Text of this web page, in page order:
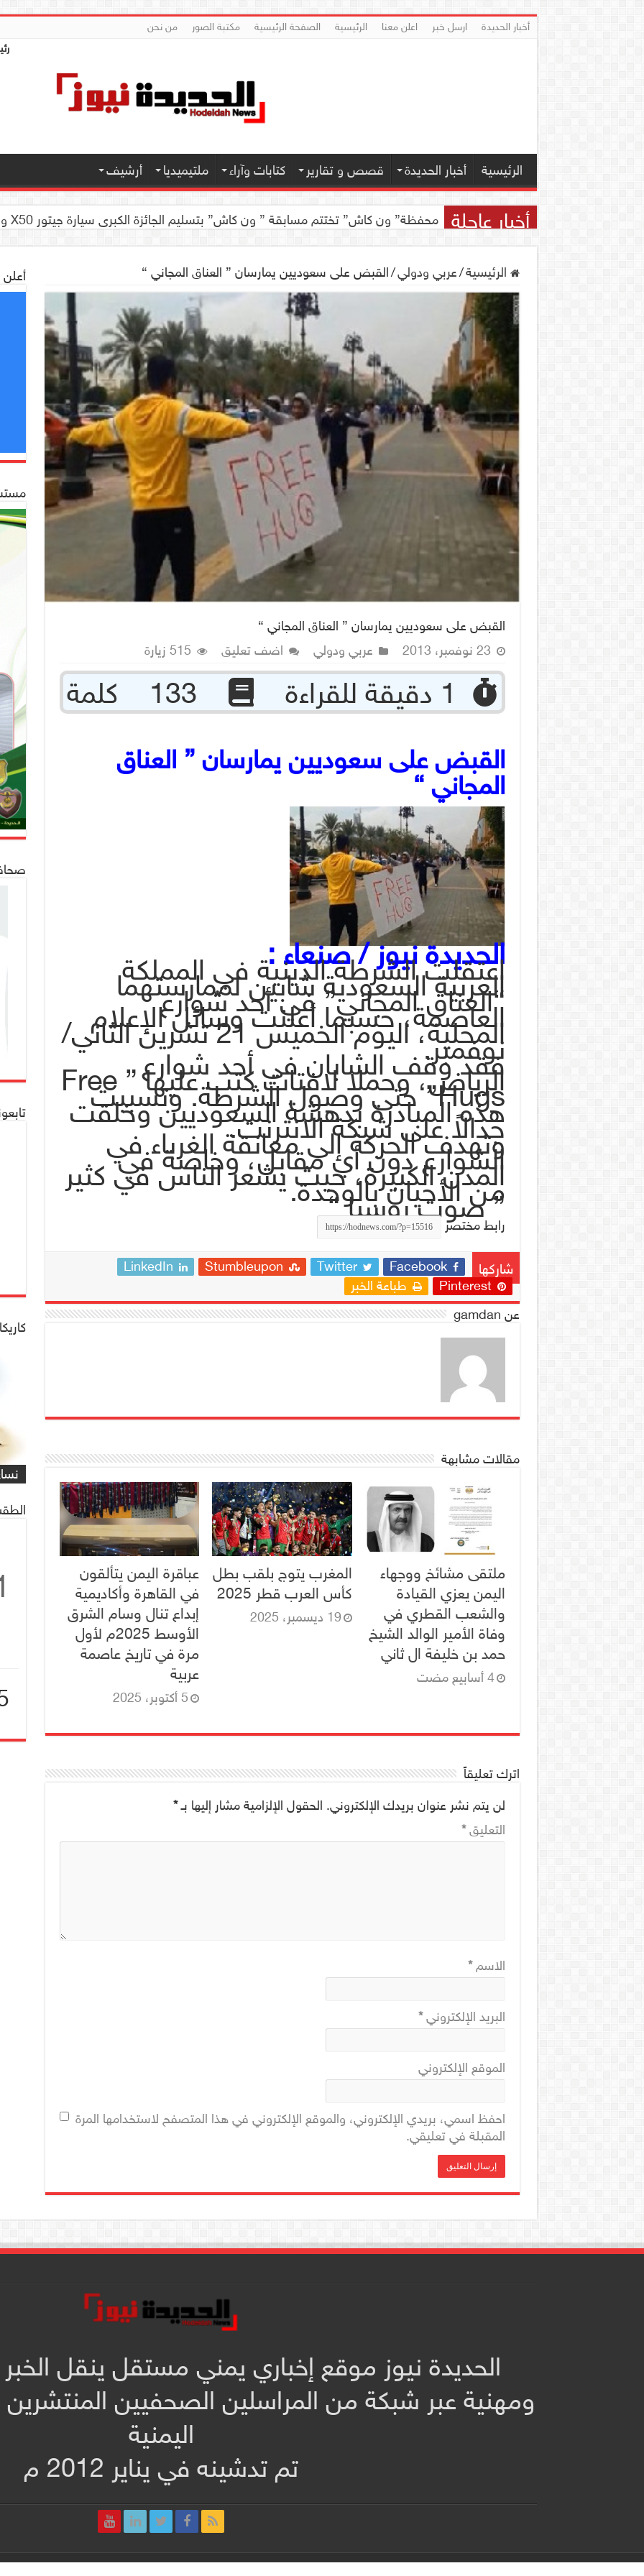
أخبار الحديدة ارسل خبر اعلن معنا الرئيسية الصفحة الرئيسية مكتبة الصور
من نحن
الرئيسية أخبار الحديدة قصص و تقارير كتابات وآراء ملتيميديا أرشيف
أخبار عاجلة محفظة” ون كاش” تختتم مسابقة ” ون كاش” بتسليم الجائزة الكبرى سيارة جيتور X50 والجوائز المالية لموديل 2026 بصنعاء
الرئيسية/عربي ودولي/القبض على سعوديين يمارسان ” العناق المجاني “
القبض على سعوديين يمارسان ” العناق المجاني “
23 نوفمبر، 2013
عربي ودولي اضف تعليق 515 زيارة
القبض على سعوديين يمارسان ” العناق
المجاني “
الحديدة نيوز / صنعاء :
اعتقلت الشرطة الدينية في المملكة
العربية السعودية شابين لممارستهما
“العناق المجاني” في أحد شوارع
العاصمة، حسبما أعلنت وسائل الإعلام
المحلية، اليوم الخميس 21 تشرين الثاني/ نوفمبر.
فقد وقف الشابان في أحد شوارع الرياض، وحملا لافتات كتب عليها ” FreeHugs” حتى وصول الشرطة. وتسببت
هذه المبادرة بدهشة السعوديين وخلقت
جدالاً على شبكة الانترنت.
وتهدف الحركة إلى معانقة الغرباء في
الشوارع دون أي مقابل، وخاصة في
المدن الكبيرة، حيث يشعر الناس في كثير
من الأحيان بالوحدة.
” صوت روسيا “
رابط مختصر
شاركها Facebook
Twitter
Stumbleupon
LinkedIn
Pinterest
طباعة الخبر
عن gamdan
مقالات مشابهة
ملتقى مشائخ ووجهاء
اليمن يعزي القيادة
والشعب القطري في
وفاة الأمير الوالد الشيخ
حمد بن خليفة ال ثاني
‏4 أسابيع مضت
المغرب يتوج بلقب بطل
كأس العرب قطر 2025
19 ديسمبر، 2025
عباقرة اليمن يتألقون
في القاهرة وأكاديمية
إبداع تنال وسام الشرق
الأوسط 2025م لأول
مرة في تاريخ عاصمة
عربية
5 أكتوبر، 2025
اترك تعليقاً
لن يتم نشر عنوان بريدك الإلكتروني. الحقول الإلزامية مشار إليها بـ*
التعليق*
الاسم*
البريد الإلكتروني*
الموقع الإلكتروني
احفظ اسمي، بريدي الإلكتروني، والموقع الإلكتروني في هذا المتصفح لاستخدامها المرة
المقبلة في تعليقي.
أعلن
صحافة
/يصادف 1
الحديدة نيوز موقع إخباري يمني مستقل ينقل
ومهنية عبر شبكة من المراسلين الصحفيين
اليمنية
تم تدشينه في يناير 2012 م